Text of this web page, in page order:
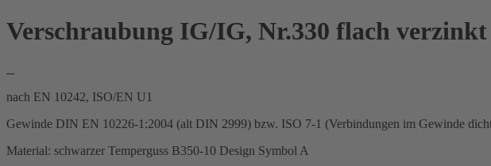
Verschraubung IG/IG, Nr.330 flach verzinkt
nach EN 10242, ISO/EN U1
Gewinde DIN EN 10226-1:2004 (alt DIN 2999) bzw. ISO 7-1 (Verbindungen im Gewinde
Material: schwarzer Temperguss B350-10 Design Symbol A